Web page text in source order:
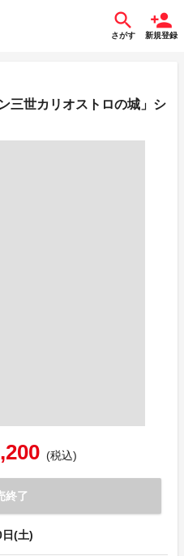
さがす 新規登録
三世カリオストロの城」シ
(税込)
終了
(土)